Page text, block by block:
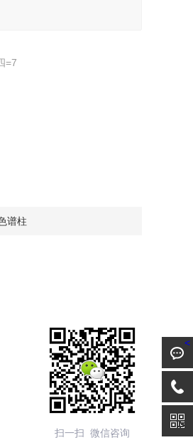
=7
谱柱
扫一扫 微信咨询
<